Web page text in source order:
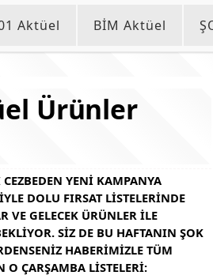
Aktüel BİM Aktüel
Ürünler
YENI KAMPANYA
DOLU FIRSAT LISTELERINDE
VE GELECEK ÜRÜNLER ILE
SIZ DE BU HAFTANIN ŞOK
HABERIMIZLE TÜM
O ÇARŞAMBA LISTELERI: